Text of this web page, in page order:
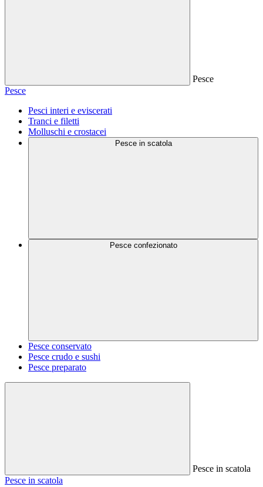
Pesce
Pesce
Pesci interi e eviscerati
Tranci e filetti
Molluschi e crostacei
Pesce in scatola
Pesce confezionato
Pesce conservato
Pesce crudo e sushi
Pesce preparato
Pesce in scatola
Pesce in scatola